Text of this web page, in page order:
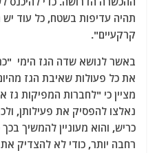
תהיה עדיפות בשטח, כל עוד יש
קרקעיים".
באשר לנושא שדה הגז הימי
את כל פעולות שאיבת הגז
מציין כי "לחברות המפיקות גז
נאלצו להפסיק את פעילותן,
כריש, והוא מעוניין להמשיך
רחבה יותר, כודי לא להצדיק